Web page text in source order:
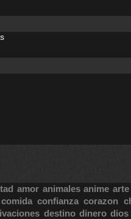
amor animales anime arte
comida confianza corazon
destino dinero dios